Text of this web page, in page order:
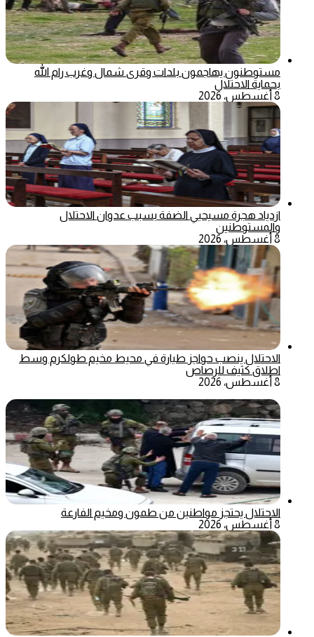
مستوطنون يهاجمون بلدات وقرى شمال وغرب رام الله
بحماية الاحتلال
8 أغسطس، 2026
ازدياد هجرة مسيحيي الضفة بسبب عدوان الاحتلال
والمستوطنين
8 أغسطس، 2026
الاحتلال ينصب حواجز طيارة في محيط مخيم طولكرم وسط
اطلاق كثيف للرصاص
8 أغسطس، 2026
الاحتلال يحتجز مواطنين من طمون ومخيم الفارعة
8 أغسطس، 2026